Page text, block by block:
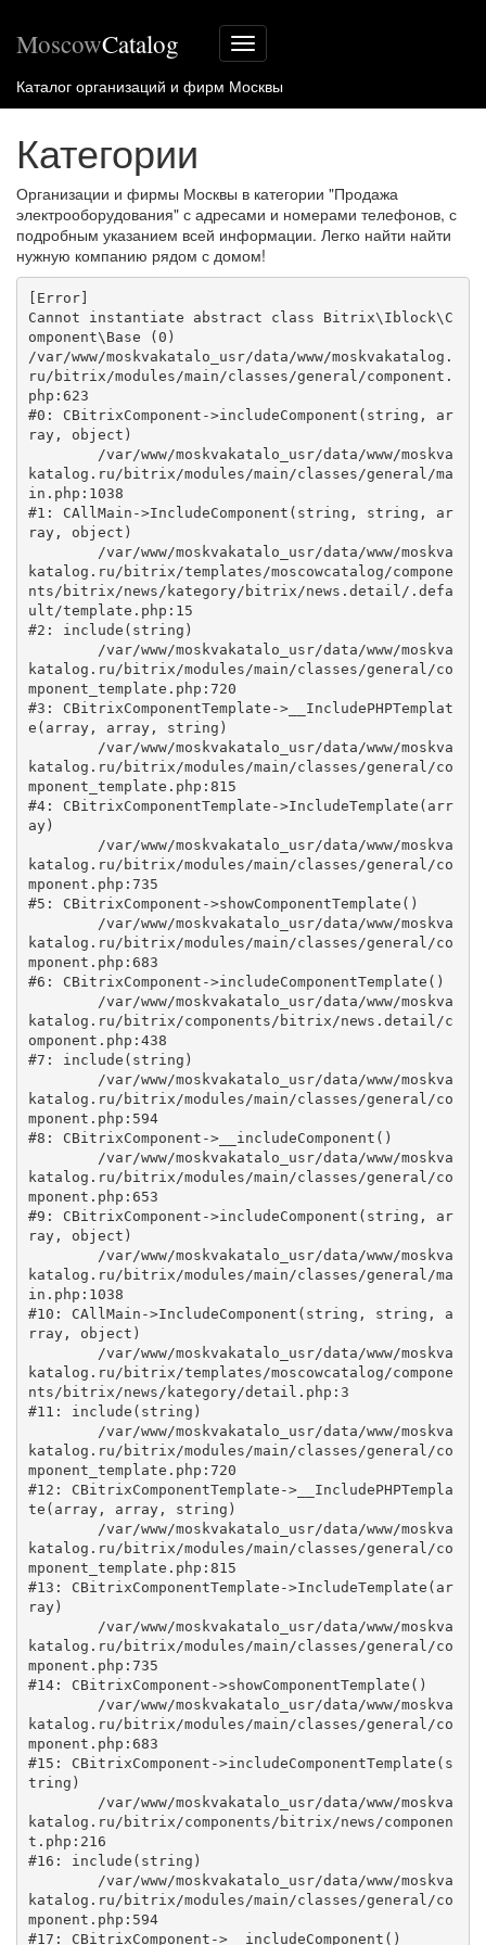
Меню
сайта
MoscowCatalog
Каталог организаций и фирм Москвы
Категории
Организации и фирмы Москвы в категории "Продажа
электрооборудования" с адресами и номерами телефонов, с
подробным указанием всей информации. Легко найти найти
нужную компанию рядом с домом!
[Error]
Cannot instantiate abstract class Bitrix\Iblock\C
omponent\Base (0)
/var/www/moskvakatalo_usr/data/www/moskvakatalog.
ru/bitrix/modules/main/classes/general/component.
php:623
#0: CBitrixComponent->includeComponent(string, ar
ray, object)
katalog.ru/bitrix/modules/main/classes/general/ma
in.php:1038
#1: CAllMain->IncludeComponent(string, string, ar
ray, object)
katalog.ru/bitrix/templates/moscowcatalog/compone
nts/bitrix/news/kategory/bitrix/news.detail/.defa
ult/template.php:15
#2: include(string)
katalog.ru/bitrix/modules/main/classes/general/co
mponent_template.php:720
#3: CBitrixComponentTemplate->__IncludePHPTemplat
e(array, array, string)
katalog.ru/bitrix/modules/main/classes/general/co
mponent_template.php:815
#4: CBitrixComponentTemplate->IncludeTemplate(arr
ay)
katalog.ru/bitrix/modules/main/classes/general/co
mponent.php:735
#5: CBitrixComponent->showComponentTemplate()
katalog.ru/bitrix/modules/main/classes/general/co
mponent.php:683
#6: CBitrixComponent->includeComponentTemplate()
katalog.ru/bitrix/components/bitrix/news.detail/c
omponent.php:438
#7: include(string)
katalog.ru/bitrix/modules/main/classes/general/co
mponent.php:594
#8: CBitrixComponent->__includeComponent()
katalog.ru/bitrix/modules/main/classes/general/co
mponent.php:653
#9: CBitrixComponent->includeComponent(string, ar
ray, object)
katalog.ru/bitrix/modules/main/classes/general/ma
in.php:1038
#10: CAllMain->IncludeComponent(string, string, a
rray, object)
katalog.ru/bitrix/templates/moscowcatalog/compone
nts/bitrix/news/kategory/detail.php:3
#11: include(string)
katalog.ru/bitrix/modules/main/classes/general/co
mponent_template.php:720
#12: CBitrixComponentTemplate->__IncludePHPTempla
te(array, array, string)
katalog.ru/bitrix/modules/main/classes/general/co
mponent_template.php:815
#13: CBitrixComponentTemplate->IncludeTemplate(ar
ray)
katalog.ru/bitrix/modules/main/classes/general/co
mponent.php:735
#14: CBitrixComponent->showComponentTemplate()
katalog.ru/bitrix/modules/main/classes/general/co
mponent.php:683
#15: CBitrixComponent->includeComponentTemplate(s
tring)
katalog.ru/bitrix/components/bitrix/news/componen
t.php:216
#16: include(string)
katalog.ru/bitrix/modules/main/classes/general/co
mponent.php:594
#17: CBitrixComponent->__includeComponent()